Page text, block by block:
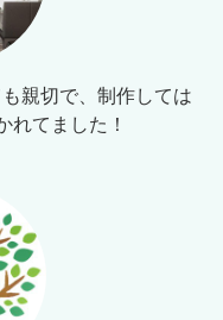
親切で、制作しては
れてました！